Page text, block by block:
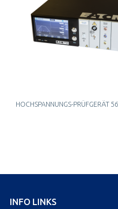
HOCHSPANNUNGS-PRÜFGERÄT
INFO LINKS